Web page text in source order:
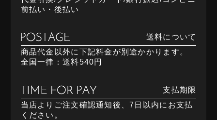
前払い・後払い
送料について
商品代金以外に下記料金が別途かかります。
全国一律：送料540円
支払期限
当店よりご注文確認通知後、7日以内にお支払
ください。